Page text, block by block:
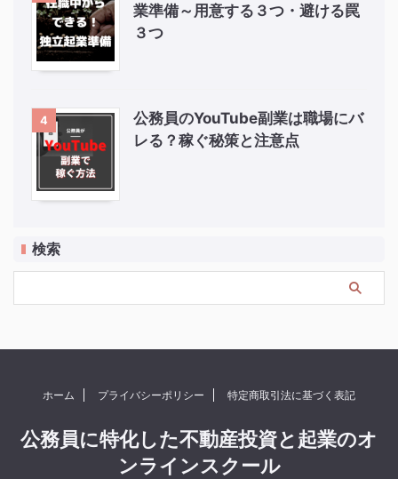
業準備～用意する３つ・避ける罠
３つ
4
公務員のYouTube副業は職場にバ
レる？稼ぐ秘策と注意点
検索
ホーム プライバシーポリシー 特定商取引法に基づく表記
公務員に特化した不動産投資と起業のオ
ンラインスクール